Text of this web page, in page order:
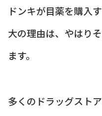
ドンキが目薬を購入
大の理由は、やはり
ます。
多くのドラッグスト